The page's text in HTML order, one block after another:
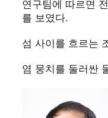
연구팀에 따르면
를 보였다.
섬 사이를 흐르는
염 뭉치를 둘러싼